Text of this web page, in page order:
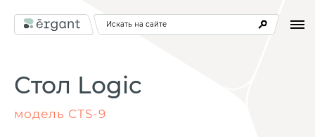
Искать на сайте
Стол Logic
модель СТS-9